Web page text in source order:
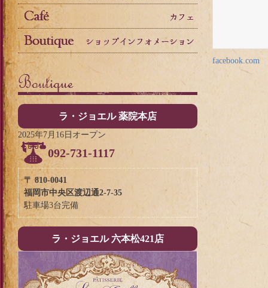
facebook.com
ラ・ジョエル 薬院本店
2025年7月16日オープン
092-731-1117
〒 810-0041
福岡市中央区渡辺通2-7-35
駐車場3台完備
ラ・ジョエル 六本松421店